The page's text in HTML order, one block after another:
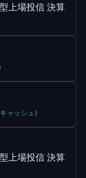
上場投信 決算
ャッシュ)
上場投信 決算